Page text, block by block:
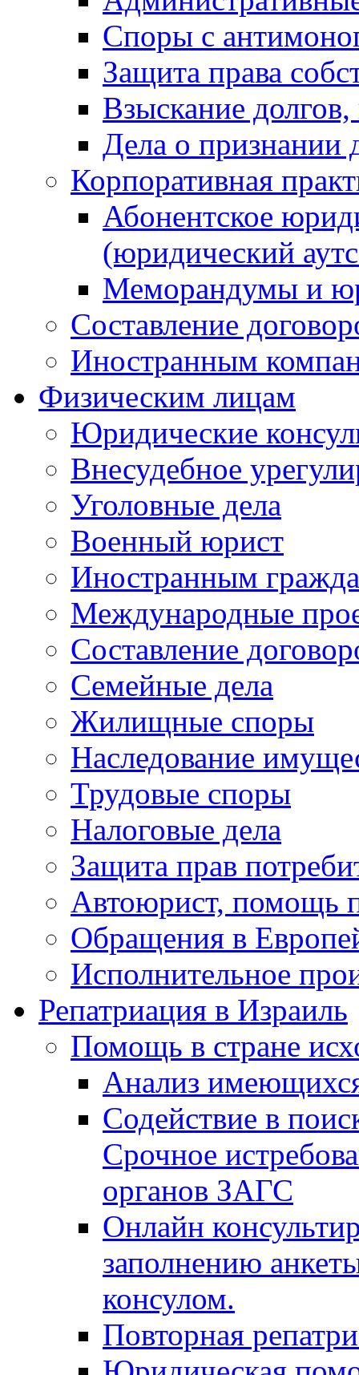
Споры с
Защита права
Взыскание
Дела о признании
Корпоративная
Абонентское
(юридический
Меморандумы и
Составление
Иностранным
Физическим лицам
Юридические
Внесудебное
Уголовные дела
Военный юрист
Иностранным
Международные
Составление
Семейные дела
Жилищные споры
Наследование
Трудовые споры
Налоговые дела
Защита прав
Автоюрист, помощь
Обращения в
Исполнительное
Репатриация в Израиль
Помощь в стране
Анализ
Содействие в
Срочное
органов ЗАГС
Онлайн
заполнению
консулом.
Повторная